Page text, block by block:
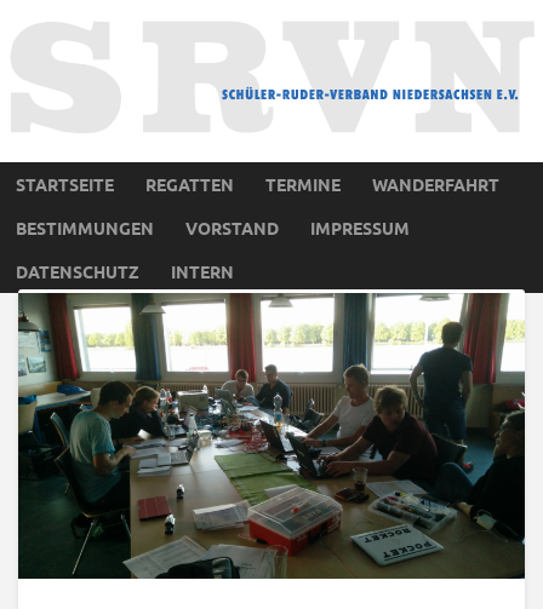
STARTSEITE REGATTEN TERMINE
WANDERFAHRT
BESTIMMUNGEN
VORSTAND
IMPRESSUM
DATENSCHUTZ
INTERN